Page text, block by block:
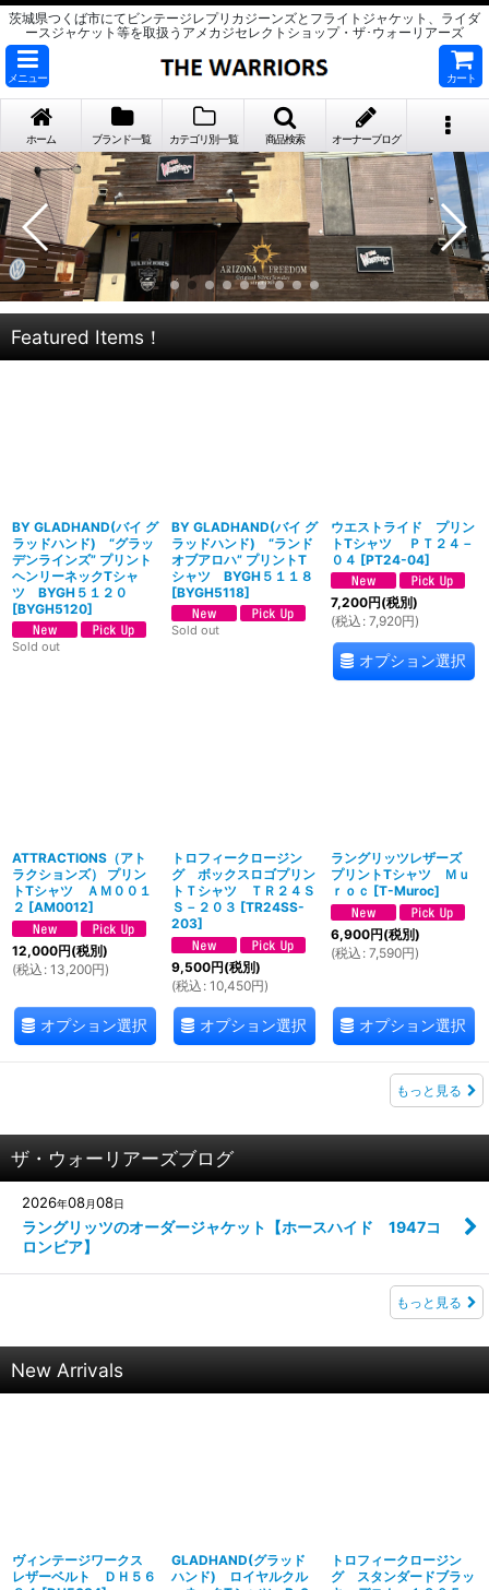
茨城県つくば市にてビンテージレプリカジーンズとフライトジャケット、ライダ
ースジャケット等を取扱うアメカジセレクトショップ・ザ･ウォーリアーズ
メニュー カート
ホーム ブランド一覧 カテゴリ別一覧 商品検索 オーナーブログ
Featured Items！
BY GLADHAND(バイ グ
ラッドハンド) “グラッ
デンラインズ” プリント
ヘンリーネックTシャ
ツ BYGH５１２０
[BYGH5120]
Sold out
BY GLADHAND(バイ グ
ラッドハンド) “ランド
オブアロハ” プリントT
シャツ BYGH５１１８
[BYGH5118]
Sold out
ウエストライド プリン
トTシャツ ＰＴ２４－
０４ [PT24-04]
7,200円(税別)
(税込 : 7,920円)
オプション選択
ATTRACTIONS（アト
ラクションズ） プリン
トTシャツ ＡＭ００１
２ [AM0012]
12,000円(税別)
(税込 : 13,200円)
オプション選択
トロフィークロージン
グ ボックスロゴプリン
トＴシャツ ＴＲ２４Ｓ
Ｓ－２０３ [TR24SS-
203]
9,500円(税別)
(税込 : 10,450円)
オプション選択
ラングリッツレザーズ
プリントTシャツ Ｍｕ
ｒｏｃ [T-Muroc]
6,900円(税別)
(税込 : 7,590円)
オプション選択
もっと見る
ザ・ウォーリアーズブログ
2026年08月08日
ラングリッツのオーダージャケット【ホースハイド 1947コ
ロンビア】
もっと見る
New Arrivals
ヴィンテージワークス
レザーベルト ＤＨ５６
GLADHAND(グラッド
ハンド) ロイヤルクル
トロフィークロージン
グ スタンダードブラッ